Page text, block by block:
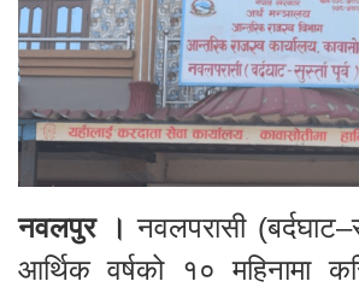
नवलपुर ।नवलपरासी
आर्थिक वर्षको १० महिनामा